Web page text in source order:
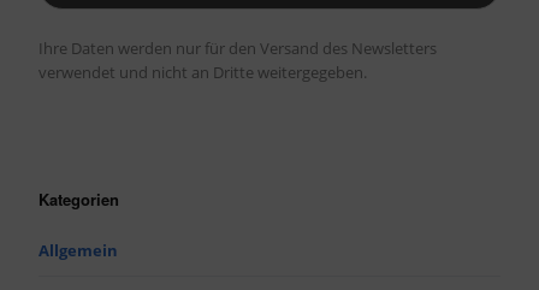
Ihre Daten werden nur für den Versand des Newsletters
verwendet und nicht an Dritte weitergegeben.
Kategorien
Allgemein